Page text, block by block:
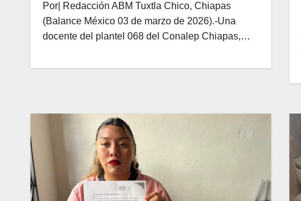
Por| Redacción ABM Tuxtla Chico, Chiapas
(Balance México 03 de marzo de 2026).-Una
docente del plantel 068 del Conalep Chiapas,…